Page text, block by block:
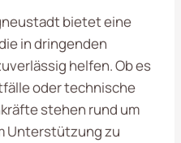
bietet eine
in dringenden
helfen. Ob es
oder technische
stehen rund um
Unterstützung zu